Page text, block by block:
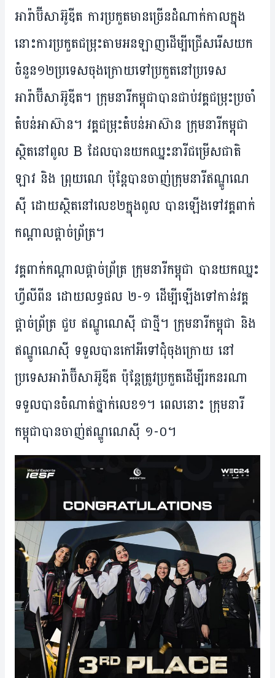
អារ៉ាប៊ីសាអ៊ូឌីត ការ​ប្រកួត​មាន​ច្រើន​ដំណាក់​កាល​ក្នុង​
នោះ​ការ​ប្រកួត​ជម្រុះ​តាម​អន​ឡាញ​ដើម្បី​ជ្រើស​រើស​យក​
ចំនួន​១២​ប្រទេស​ចុង​ក្រោយ​ទៅ​ប្រកួត​នៅ​ប្រទេស​
អារ៉ាប៊ីសាអ៊ូឌីត។ ​ក្រុម​នារី​កម្ពុជា​បាន​ជាប់​វគ្គ​ជម្រុះ​ប្រចាំ​
តំបន់​អាស៊ាន។ ​វគ្គ​ជម្រុះ​​​តំបន់​អាស៊ាន ក្រុមនារី​កម្ពុជា​ ​
ស្ថិត​នៅ​ពូល B ដែល​បាន​​យក​ឈ្នះ​នារី​ជម្រើស​ជាតិ​
ឡាវ និង​ ព្រុយណេ ប៉ុន្តែ​បាន​ចាញ់​ក្រុម​នារី​ឥណ្ឌូណេ
ស៊ី ដោយ​ស្ថិត​នៅ​​​លេខ​២​ក្នុង​ពូល បាន​ឡើង​ទៅ​វគ្គ​ពាក់​
កណ្តាល​ផ្តាច់​ព្រ័ត្រ។
វគ្គ​ពាក់​កណ្តាល​ផ្តាច់​ព្រ័ត្រ ក្រុម​នារី​កម្ពុជា បាន​យក​ឈ្នះ
ហ្វីលីពីន ដោយ​លទ្ធផល ២-១ ​ដើម្បី​ឡើង​ទៅ​កាន់​វគ្គ​​
ផ្តាច់​ព្រ័ត្រ ជួប ឥណ្ឌូណេស៊ី ជា​ថ្មី។ ក្រុម​នារី​កម្ពុជា និង​
ឥណ្ឌូណេស៊ី ទទួល​បាន​កៅអី​ទៅ​ជុំ​ចុង​ក្រោយ នៅ​
ប្រទេស​អារ៉ាប៊ីសាអ៊ូឌីត ប៉ុន្តែ​ត្រូវ​ប្រកួត​ដើម្បី​រក​នរណា​
ទទួល​បាន​ចំណាត់​ថ្នាក់​លេខ​១។ ពេល​នោះ ក្រុម​នារី​
កម្ពុជា​បាន​ចាញ់​ឥណ្ឌូណេស៊ី​ ១-០។